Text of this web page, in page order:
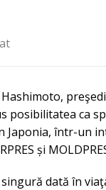
Hashimoto,
posibilitatea ca
într-un
și
dată în